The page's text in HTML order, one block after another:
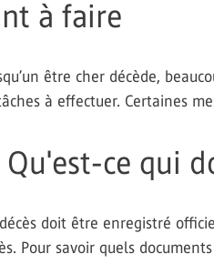
à faire
être cher décède,
à effectuer. Certaines
Qu'est-ce qui
doit être enregistré
Pour savoir quels